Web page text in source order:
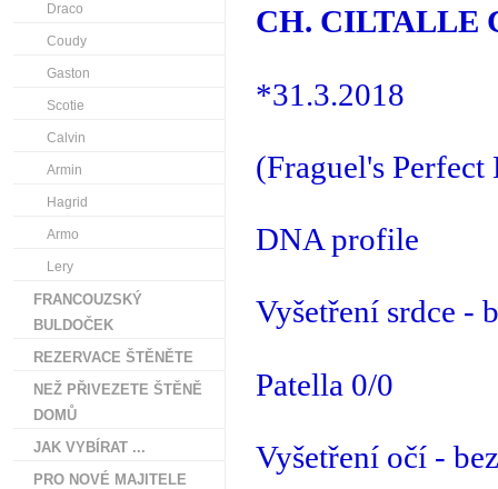
CH. CILTALLE
*31.3.2018
(Fraguel's
DNA profile
Vyšetření srdce -
Patella 0/0
Vyšetření očí -
Draco
Coudy
Gaston
Scotie
Calvin
Armin
Hagrid
Armo
Lery
FRANCOUZSKÝ
BULDOČEK
REZERVACE ŠTĚNĚTE
NEŽ PŘIVEZETE ŠTĚNĚ
DOMŮ
JAK VYBÍRAT ...
PRO NOVÉ MAJITELE